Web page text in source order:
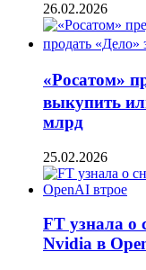
26.02.2026
«Росатом»
выкупить
млрд
25.02.2026
FT узнала о
Nvidia в